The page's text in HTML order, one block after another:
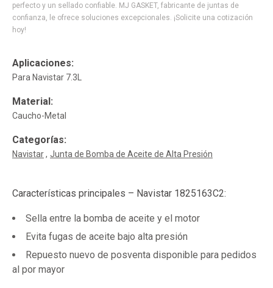
perfecto y un sellado confiable. MJ GASKET, fabricante de juntas de
confianza, le ofrece soluciones excepcionales. ¡Solicite una cotización
hoy!
Aplicaciones:
Para Navistar 7.3L
Material:
Caucho-Metal
Categorías:
Navistar Junta de Bomba de Aceite de Alta Presión
Características principales – Navistar 1825163C2:
Sella entre la bomba de aceite y el motor
Evita fugas de aceite bajo alta presión
Repuesto nuevo de posventa disponible para pedidos
al por mayor